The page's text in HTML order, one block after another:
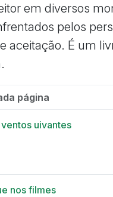
em diversos
pelos
aceitação. É um
página
uivantes
nos filmes